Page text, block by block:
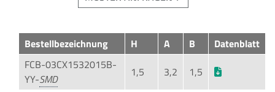
Bestellbezeichnung H A B
Datenblatt
FCB-03CX1532015B-
YY-
1,5 3,2
1,5